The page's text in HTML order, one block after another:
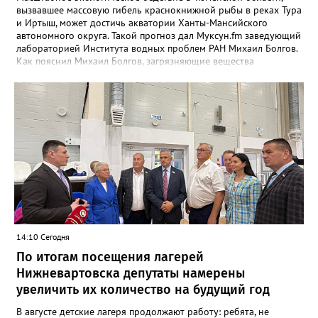
вызвавшее массовую гибель краснокнижной рыбы в реках Тура
и Иртыш, может достичь акватории Ханты-Мансийского
автономного округа. Такой прогноз дал Муксун.fm заведующий
лабораторией Института водных проблем РАН Михаил Болгов.
Как пояснил Михаил Болгов, загрязняющие вещества
на дне и поймах, но полностью остановить их движение
невозможно. В отличие от Днепра или Волги, где есть цепочка
водохранилищ, выступающих естественными фильтрами, на
сибирских реках такой барьер отсутствует. «Все это будет на
поймах откладываться, трансформироваться, потом опять
поступать. Процесс будет растянутым. Загрязнения могут
выпадать на поймах либо идти в растворённом виде или в
виде наносных отложений до самого Ледовитого океана», —
сообщает эксперт. Окончательный масштаб угрозы зависит от
природы загрязнения и способности водоёмов к
самоочищению. Однако уже сейчас понятно: риск достижения
вод ХМАО остаётся высоким.
14:10 Сегодня
По итогам посещения лагерей
Нижневартовска депутаты намерены
увеличить их количество на будущий год
В августе детские лагеря продолжают работу: ребята, не